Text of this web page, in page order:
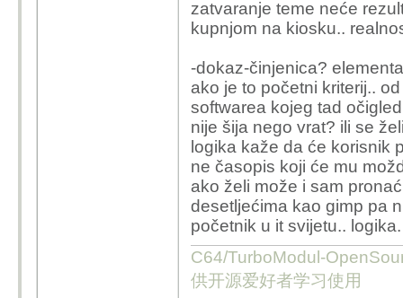
možeš skinuti i
registrirati i
GIMP je lako
poznavanje
korisno. Dodatni
odati priznanje što je
besplatno uređivanje
razini (višoj od u
što je konačno u
nedestruktivnog
Photoshopu.
Komentar da je
zatvaranje teme neće
kupnjom na kiosku..
-dokaz-činjenica?
ako je to početni kriterij..
softwarea kojeg tad
nije šija nego vrat? ili se
logika kaže da će korisnik
ne časopis koji će mu
ako želi može i sam
desetljećima kao gimp pa
početnik u it svijetu.. logika.
C64/TurboModul-
供开源爱好者学习使用